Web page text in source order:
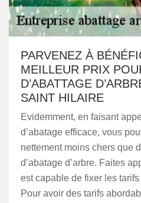
PARVENEZ À
MEILLEUR PRIX
D’ABATTAGE
SAINT HILAIRE
Evidemment, en faisant
d’abatage efficace, vous
nettement moins chers que
d’abatage d’arbre. Faites
est capable de fixer les
Pour avoir des tarifs